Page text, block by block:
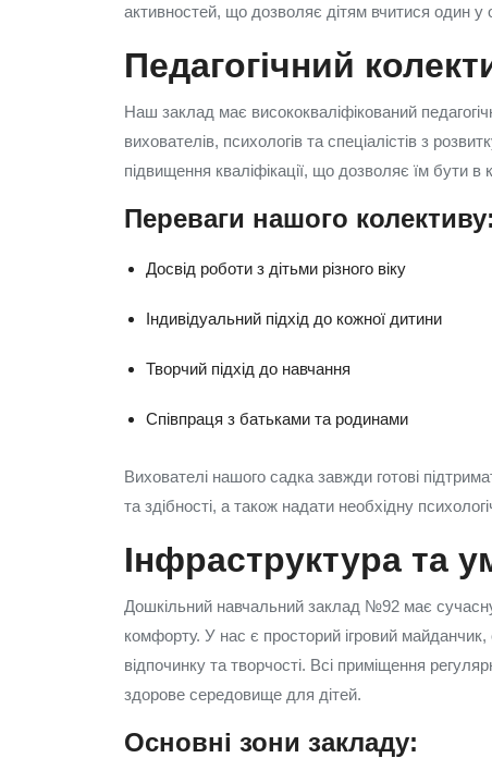
активностей, що дозволяє дітям вчитися один у
Педагогічний
Наш заклад має висококваліфікований
вихователів, психологів та спеціалістів з
підвищення кваліфікації, що дозволяє їм бути в
Переваги нашого колективу:
Досвід роботи з дітьми різного віку
Індивідуальний підхід до кожної дитини
Творчий підхід до навчання
Співпраця з батьками та родинами
Вихователі нашого садка завжди готові
та здібності, а також надати необхідну
Інфраструктура та
Дошкільний навчальний заклад №92 має
комфорту. У нас є просторий ігровий
відпочинку та творчості. Всі приміщення
здорове середовище для дітей.
Основні зони закладу: